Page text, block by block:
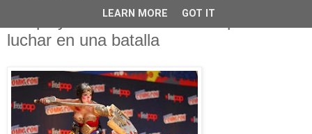
Cosplay: Wonder Woman después de
luchar en una batalla
LEARN MORE GOT IT